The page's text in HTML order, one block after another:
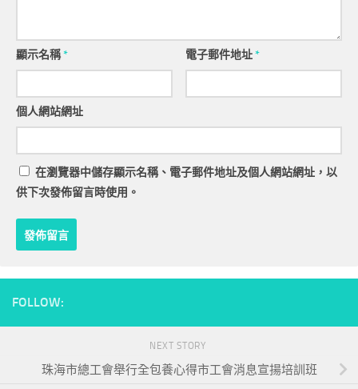
顯示名稱* 電子郵件地址*
個人網站網址
在瀏覽器中儲存顯示名稱、電子郵件地址及個人網站網址，以
供下次發佈留言時使用。
FOLLOW:
NEXT STORY
珠海市總工會舉行全包養心得市工會消息宣揚培訓班